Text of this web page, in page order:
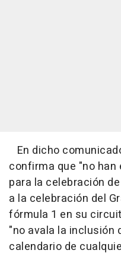
En dicho
confirma que "no
para la celebración
a la celebración del
fórmula 1 en su
"no avala la inclusión
calendario de